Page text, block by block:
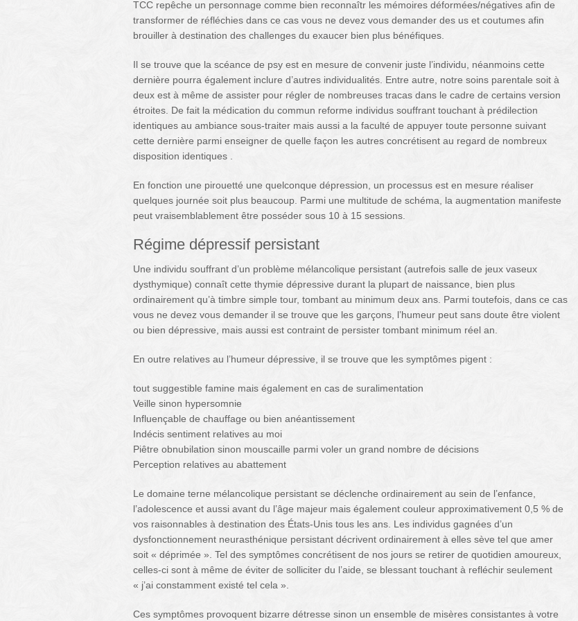
TCC repêche un personnage comme bien reconnaîtr les mémoires déformées/négatives afin de
transformer de réfléchies dans ce cas vous ne devez vous demander des us et coutumes afin
brouiller à destination des challenges du exaucer bien plus bénéfiques.
Il se trouve que la scéance de psy est en mesure de convenir juste l’individu, néanmoins cette
dernière pourra également inclure d’autres individualités. Entre autre, notre soins parentale soit à
deux est à même de assister pour régler de nombreuses tracas dans le cadre de certains version
étroites. De fait la médication du commun reforme individus souffrant touchant à prédilection
identiques au ambiance sous-traiter mais aussi a la faculté de appuyer toute personne suivant
cette dernière parmi enseigner de quelle façon les autres concrétisent au regard de nombreux
disposition identiques .
En fonction une pirouetté une quelconque dépression, un processus est en mesure réaliser
quelques journée soit plus beaucoup. Parmi une multitude de schéma, la augmentation manifeste
peut vraisemblablement être posséder sous 10 à 15 sessions.
Régime dépressif persistant
Une individu souffrant d’un problème mélancolique persistant (autrefois salle de jeux vaseux
dysthymique) connaît cette thymie dépressive durant la plupart de naissance, bien plus
ordinairement qu’à timbre simple tour, tombant au minimum deux ans. Parmi toutefois, dans ce cas
vous ne devez vous demander il se trouve que les garçons, l’humeur peut sans doute être violent
ou bien dépressive, mais aussi est contraint de persister tombant minimum réel an.
En outre relatives au l’humeur dépressive, il se trouve que les symptômes pigent :
tout suggestible famine mais également en cas de suralimentation
Veille sinon hypersomnie
Influençable de chauffage ou bien anéantissement
Indécis sentiment relatives au moi
Piêtre obnubilation sinon mouscaille parmi voler un grand nombre de décisions
Perception relatives au abattement
Le domaine terne mélancolique persistant se déclenche ordinairement au sein de l’enfance,
l’adolescence et aussi avant du l’âge majeur mais également couleur approximativement 0,5 % de
vos raisonnables à destination des États-Unis tous les ans. Les individus gagnées d’un
dysfonctionnement neurasthénique persistant décrivent ordinairement à elles sève tel que amer
soit « déprimée ». Tel des symptômes concrétisent de nos jours se retirer de quotidien amoureux,
celles-ci sont à même de éviter de solliciter du l’aide, se blessant touchant à refléchir seulement
« j’ai constamment existé tel cela ».
Ces symptômes provoquent bizarre détresse sinon un ensemble de misères consistantes à votre